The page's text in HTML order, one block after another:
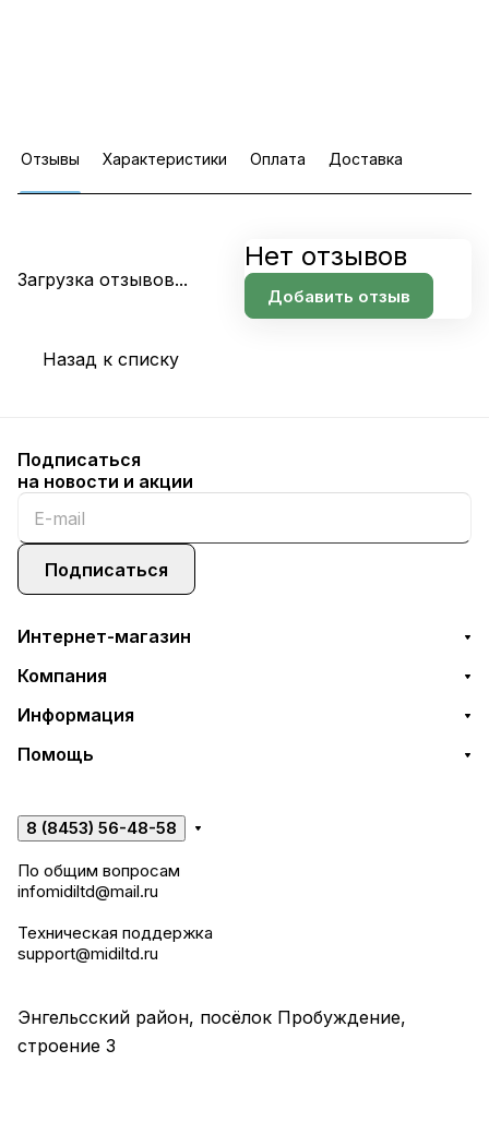
Отзывы Характеристики Оплата Доставка
Загрузка отзывов...
Нет отзывов
Добавить отзыв
Назад к списку
Подписаться
на новости и акции
Подписаться
Интернет-магазин
Компания
Информация
Помощь
8 (8453) 56-48-58
По общим вопросам
infomidiltd@mail.ru
Техническая поддержка
support@midiltd.ru
Энгельсский район, посёлок Пробуждение,
строение 3